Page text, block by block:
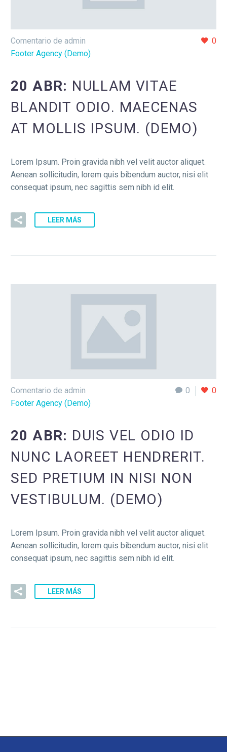
0
Comentario de admin
Footer Agency (Demo)
20 ABR: NULLAM VITAE
BLANDIT ODIO. MAECENAS
AT MOLLIS IPSUM. (DEMO)
Lorem Ipsum. Proin gravida nibh vel velit auctor aliquet.
Aenean sollicitudin, lorem quis bibendum auctor, nisi elit
consequat ipsum, nec sagittis sem nibh id elit.
LEER MÁS
0 0
Comentario de admin
Footer Agency (Demo)
20 ABR: DUIS VEL ODIO ID
NUNC LAOREET HENDRERIT.
SED PRETIUM IN NISI NON
VESTIBULUM. (DEMO)
Lorem Ipsum. Proin gravida nibh vel velit auctor aliquet.
Aenean sollicitudin, lorem quis bibendum auctor, nisi elit
consequat ipsum, nec sagittis sem nibh id elit.
LEER MÁS